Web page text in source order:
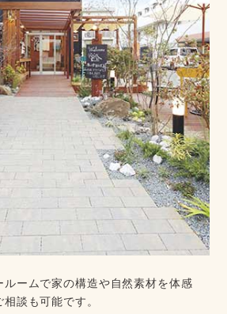
ルームで家の構造や自然素材を体感
談も可能です。